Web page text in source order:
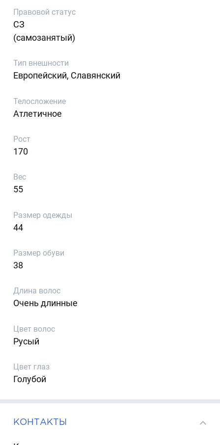
Правовой статус
СЗ
(самозанятый)
Тип внешности
Европейский, Славянский
Телосложение
Атлетичное
Рост
170
Вес
55
Размер одежды
44
Размер обуви
38
Длина волос
Очень длинные
Цвет волос
Русый
Цвет глаз
Голубой
КОНТАКТЫ